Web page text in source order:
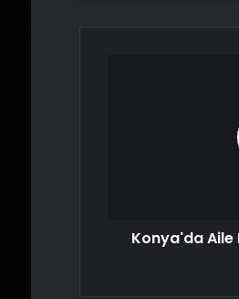
Konya'da Aile